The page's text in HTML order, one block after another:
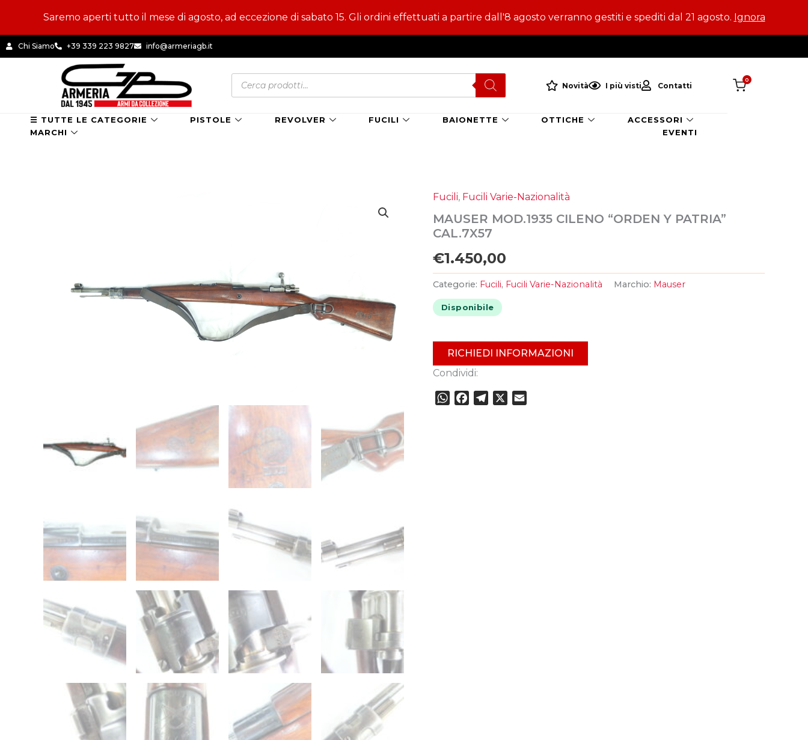
Saremo aperti tutto il mese di agosto, ad eccezione di sabato 15. Gli ordini effettuati a partire dall'8 agosto verranno gestiti e spediti dal 21 agosto. Ignora
contenuto
Chi Siamo +39 339 223 9827 info@armeriagb.it
search
0
Novità I più visti Contatti
☰ TUTTE LE CATEGORIE PISTOLE REVOLVER FUCILI BAIONETTE OTTICHE
ACCESSORI
MARCHI
EVENTI
Fucili, Fucili Varie-Nazionalità
MAUSER MOD.1935 CILENO “ORDEN Y PATRIA”
CAL.7X57
€1.450,00
Categorie: Fucili, Fucili Varie-Nazionalità Marchio: Mauser
Disponibile
RICHIEDI INFORMAZIONI
Condividi:
WhatsApp
Facebook
Telegram